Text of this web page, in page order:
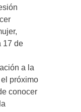
17 de
a la
próximo
conocer